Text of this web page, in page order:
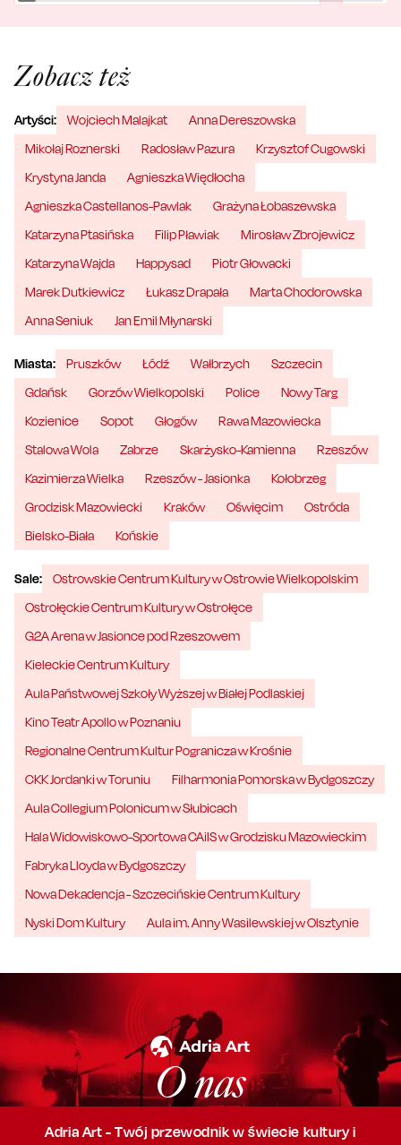
Zobacz też
Artyści: Wojciech Malajkat
Anna Dereszowska
Mikołaj Roznerski
Radosław Pazura
Krzysztof Cugowski
Krystyna Janda
Agnieszka Więdłocha
Agnieszka Castellanos-Pawlak
Grażyna Łobaszewska
Katarzyna Ptasińska
Filip Pławiak
Mirosław Zbrojewicz
Katarzyna Wajda
Happysad
Piotr Głowacki
Marek Dutkiewicz
Łukasz Drapała
Marta Chodorowska
Anna Seniuk
Jan Emil Młynarski
Miasta: Pruszków Łódź Wałbrzych
Szczecin
Gdańsk
Gorzów Wielkopolski Police
Nowy Targ
Kozienice
Sopot Głogów
Rawa Mazowiecka
Stalowa Wola
Zabrze Skarżysko-Kamienna
Rzeszów
Kazimierza Wielka
Rzeszów - Jasionka
Kołobrzeg
Grodzisk Mazowiecki
Kraków Oświęcim
Ostróda
Bielsko-Biała
Końskie
Sale:
Ostrowskie Centrum Kultury w Ostrowie Wielkopolskim
Ostrołęckie Centrum Kultury w Ostrołęce
G2A Arena w Jasionce pod Rzeszowem
Kieleckie Centrum Kultury
Aula Państwowej Szkoły Wyższej w Białej Podlaskiej
Kino Teatr Apollo w Poznaniu
Regionalne Centrum Kultur Pogranicza w Krośnie
CKK Jordanki w Toruniu
Filharmonia Pomorska w Bydgoszczy
Aula Collegium Polonicum w Słubicach
Hala Widowiskowo-Sportowa CAiIS w Grodzisku Mazowieckim
Fabryka Lloyda w Bydgoszczy
Nowa Dekadencja - Szczecińskie Centrum Kultury
Nyski Dom Kultury
Aula im. Anny Wasilewskiej w Olsztynie
O nas
Adria Art - Twój przewodnik w świecie kultury i